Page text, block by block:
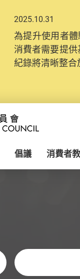
2025.10.31
為提升使用者
消費者需要提
紀錄將清晰整合
倡議 消費者
關鍵字